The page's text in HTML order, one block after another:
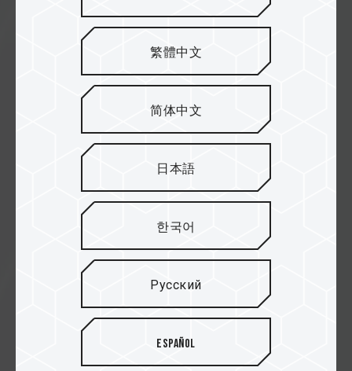
20.11.2025
представляет внешний
твердотельный накопитель T-
CREATE EXPERT P35S с функцией
мгновенного удаления данных
одним нажатием Конструкция с
безопасности предотвращает
утечку конфиденциальной
информации
繁體中文
简体中文
日本語
한국어
Русский
Español